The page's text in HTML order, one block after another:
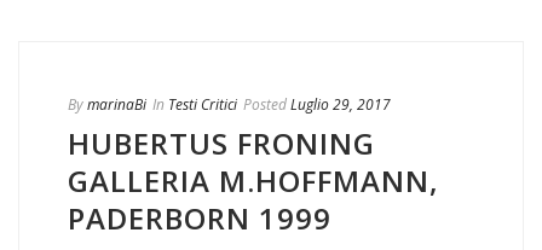
BymarinaBi In Testi Critici PostedLuglio 29, 2017
HUBERTUS FRONING
GALLERIA M.HOFFMANN,
PADERBORN 1999